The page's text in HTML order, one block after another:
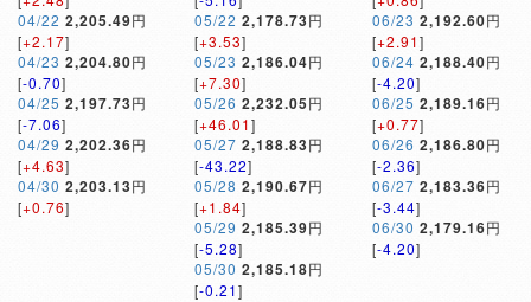
04/22 2,205.49円
[+2.17]
04/23 2,204.80円
[-0.70]
04/25 2,197.73円
[-7.06]
04/29 2,202.36円
[+4.63]
04/30 2,203.13円
[+0.76]
05/22 2,178.73円
[+3.53]
05/23 2,186.04円
[+7.30]
05/26 2,232.05円
[+46.01]
05/27 2,188.83円
[-43.22]
05/28 2,190.67円
[+1.84]
05/29 2,185.39円
[-5.28]
05/30 2,185.18円
[-0.21]
06/23 2,192.60円
[+2.91]
06/24 2,188.40円
[-4.20]
06/25 2,189.16円
[+0.77]
06/26 2,186.80円
[-2.36]
06/27 2,183.36円
[-3.44]
06/30 2,179.16円
[-4.20]